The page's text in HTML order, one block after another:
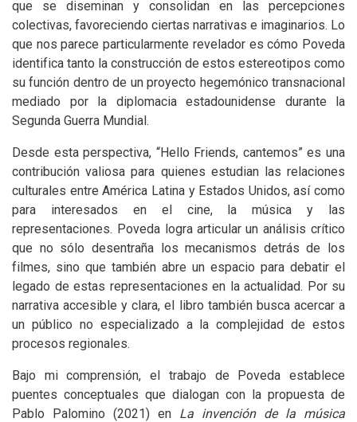
que se diseminan y consolidan en las percepciones
colectivas, favoreciendo ciertas narrativas e imaginarios. Lo
que nos parece particularmente revelador es cómo Poveda
identifica tanto la construcción de estos estereotipos como
su función dentro de un proyecto hegemónico transnacional
mediado por la diplomacia estadounidense durante la
Segunda Guerra Mundial.
Desde esta perspectiva, “Hello Friends, cantemos” es una
contribución valiosa para quienes estudian las relaciones
culturales entre América Latina y Estados Unidos, así como
para interesados en el cine, la música y las
representaciones. Poveda logra articular un análisis crítico
que no sólo desentraña los mecanismos detrás de los
filmes, sino que también abre un espacio para debatir el
legado de estas representaciones en la actualidad. Por su
narrativa accesible y clara, el libro también busca acercar a
un público no especializado a la complejidad de estos
procesos regionales.
Bajo mi comprensión, el trabajo de Poveda establece
puentes conceptuales que dialogan con la propuesta de
Pablo Palomino (2021) en La invención de la música